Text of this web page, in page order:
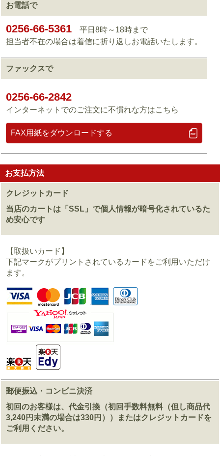
お電話で
0256-66-5361 平日8時～18時まで
担当者不在の場合は着信に折り返しお電話いたします。
ファックスで
0256-66-2842
インターネットでのご注文に不慣れな方はこちら
FAX用紙をダウンロードする
お支払方法
クレジットカード
当店のカートは「SSL」で個人情報が暗号化されているた
め安心です
【取扱いカード】
下記マークがプリントされているカードをご利用いただけ
ます。
郵便振込・コンビニ決済
初回のお客様は、代金引換（初回手数料無料（但し商品代
3,240円未満の場合は330円））またはクレジットカードを
ご利用ください。